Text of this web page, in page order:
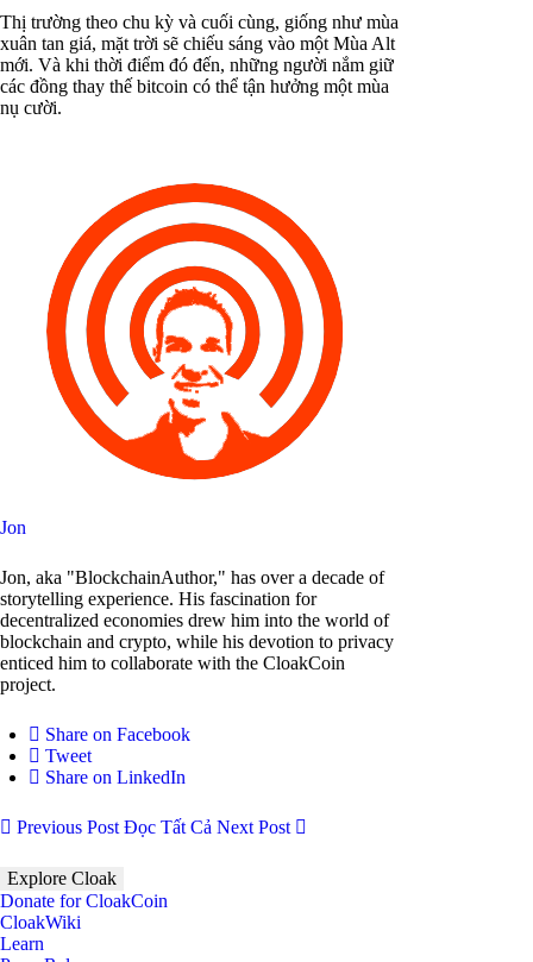
Thị trường theo chu kỳ và cuối cùng, giống như mùa
xuân tan giá, mặt trời sẽ chiếu sáng vào một Mùa Alt
mới. Và khi thời điểm đó đến, những người nắm giữ
các đồng thay thế bitcoin có thể tận hưởng một mùa
nụ cười.
Jon
Jon, aka "BlockchainAuthor," has over a decade of
storytelling experience. His fascination for
decentralized economies drew him into the world of
blockchain and crypto, while his devotion to privacy
enticed him to collaborate with the CloakCoin
project.
Share on Facebook
Tweet
Share on LinkedIn
Previous Post Đọc Tất Cả Next Post
Explore Cloak
Donate for CloakCoin
CloakWiki
Learn